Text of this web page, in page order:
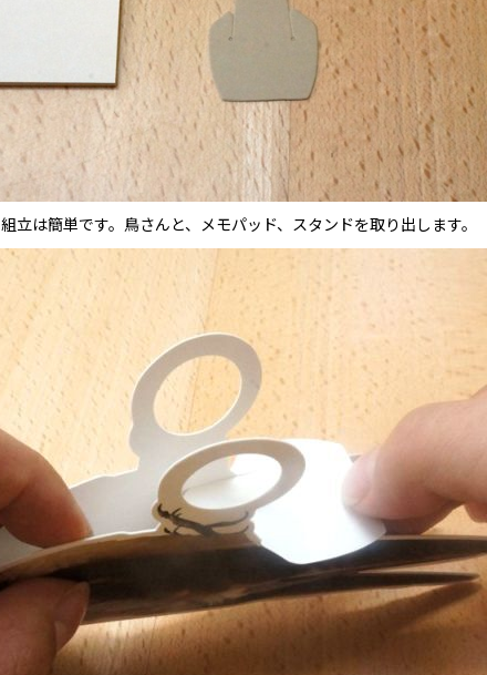
組立は簡単です。鳥さんと、メモパッド、スタンドを取り出します。